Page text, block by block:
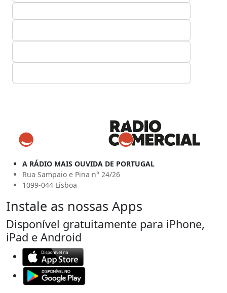
A RÁDIO MAIS OUVIDA DE PORTUGAL
Rua Sampaio e Pina n° 24/26
1099-044 Lisboa
Instale as nossas Apps
Disponível gratuitamente para iPhone,
iPad e Android